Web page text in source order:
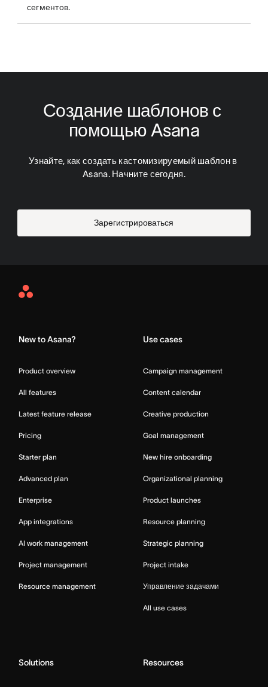
сегментов.
Создание шаблонов с
помощью Asana
Узнайте, как создать кастомизируемый шаблон в
Asana. Начните сегодня.
Зарегистрироваться
Asana
New to Asana?
Product overview
All features
Latest feature release
Pricing
Starter plan
Advanced plan
Enterprise
App integrations
AI work management
Project management
Resource management
Use cases
Campaign management
Content calendar
Creative production
Goal management
New hire onboarding
Organizational planning
Product launches
Resource planning
Strategic planning
Project intake
Управление задачами
All use cases
Solutions Resources